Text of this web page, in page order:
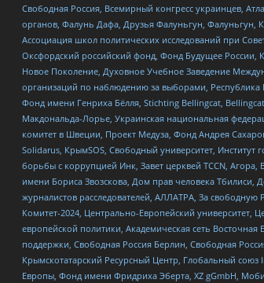
Свободная Россия, Всемирный конгресс украинцев,
органов, Фалунь Дафа, Друзья Фалуньгун, Фалуньгун,
Ассоциация школ политических исследований при
Оксфордский российский фонд, Фонд Будущее России,
Новое Поколение, Духовное Учебное Заведение
организаций по наблюдению за выборами,
Фонд имени Генриха Бёлля, Stichting Bellingcat,
Макдональда-Лорье, Украинская национальная
комитет в Швеции, Проект Медуза, Фонд Андрея
Solidarus, КрымSOS, Свободный университет,
борьбы с коррупцией Инк, Завет церквей TCCN,
имени Бориса Звозскова, Дом прав человека Тбилиси,
журналистов расследователей, АЛЛАТРА, За
Комитет-2024, Центрально-Европейский университет,
европейской политики, Академическая сеть
поддержки, Свободная Россия Берлин, Свободная
Крымскотатарский Ресурсный Центр, Глобальный
Европы, Фонд имени Фридриха Эберта, XZ gGmbH,